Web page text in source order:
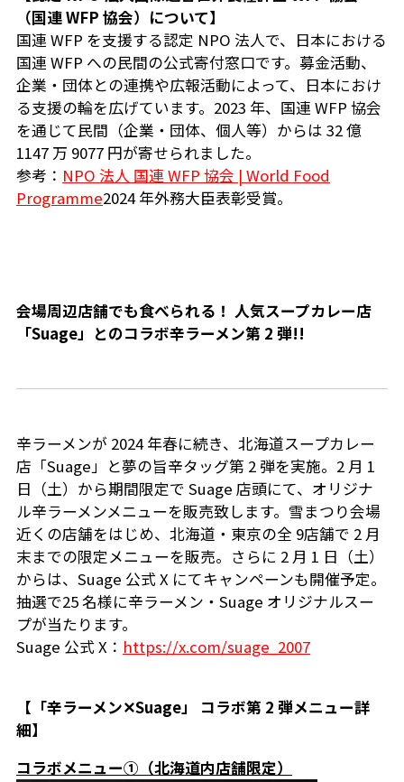
（国連 WFP 協会）について】
国連 WFP を支援する認定 NPO 法人で、日本における
国連 WFP への民間の公式寄付窓口です。募金活動、
企業・団体との連携や広報活動によって、日本におけ
る支援の輪を広げています。2023 年、国連 WFP 協会
を通じて民間（企業・団体、個人等）からは 32 億
1147 万 9077 円が寄せられました。
参考： NPO 法人 国連 WFP 協会 | World Food
Programme2024 年外務大臣表彰受賞。
会場周辺店舗でも食べられる！ 人気スープカレー店
「Suage」とのコラボ辛ラーメン第 2 弾!!
辛ラーメンが 2024 年春に続き、北海道スープカレー
店「Suage」と夢の旨辛タッグ第 2 弾を実施。2 月 1
日（土）から期間限定で Suage 店頭にて、オリジナ
ル辛ラーメンメニューを販売致します。雪まつり会場
近くの店舗をはじめ、北海道・東京の全 9店舗で 2 月
末までの限定メニューを販売。さらに 2 月 1 日（土）
からは、Suage 公式 X にてキャンペーンも開催予定。
抽選で25 名様に辛ラーメン・Suage オリジナルスー
プが当たります。
Suage 公式 X： https://x.com/suage_2007
【「辛ラーメン✕Suage」 コラボ第 2 弾メニュー詳
細】
コラボメニュー①（北海道内店舗限定）